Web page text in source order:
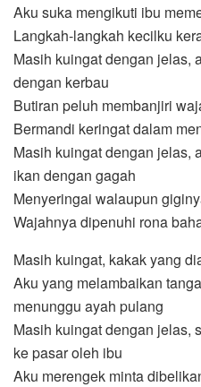
Aku suka mengikuti ibu
Langkah-langkah kecilku
Masih kuingat dengan jelas,
dengan kerbau
Butiran peluh membanjiri
Bermandi keringat dalam
Masih kuingat dengan jelas,
ikan dengan gagah
Menyeringai walaupun
Wajahnya dipenuhi rona
Masih kuingat, kakak yang
Aku yang melambaikan
menunggu ayah pulang
Masih kuingat dengan jelas,
ke pasar oleh ibu
Aku merengek minta